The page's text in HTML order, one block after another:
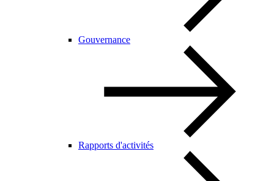
Gouvernance
Rapports d'activités